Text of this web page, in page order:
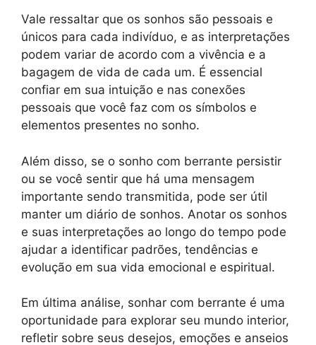
Vale ressaltar que os sonhos são pessoais e
únicos para cada indivíduo, e as interpretações
podem variar de acordo com a vivência e a
bagagem de vida de cada um. É essencial
confiar em sua intuição e nas conexões
pessoais que você faz com os símbolos e
elementos presentes no sonho.
Além disso, se o sonho com berrante persistir
ou se você sentir que há uma mensagem
importante sendo transmitida, pode ser útil
manter um diário de sonhos. Anotar os sonhos
e suas interpretações ao longo do tempo pode
ajudar a identificar padrões, tendências e
evolução em sua vida emocional e espiritual.
Em última análise, sonhar com berrante é uma
oportunidade para explorar seu mundo interior,
refletir sobre seus desejos, emoções e anseios